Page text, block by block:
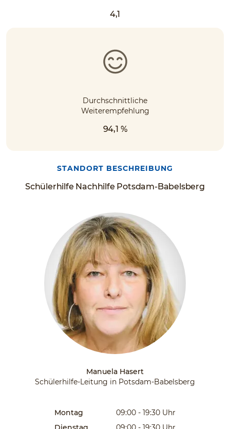
4,1
Durchschnittliche
Weiterempfehlung
94,1 %
Schülerhilfe Nachhilfe Potsdam-Babelsberg
STANDORT BESCHREIBUNG
Manuela Hasert
Schülerhilfe-Leitung in Potsdam-Babelsberg
Montag 09:00 - 19:30 Uhr